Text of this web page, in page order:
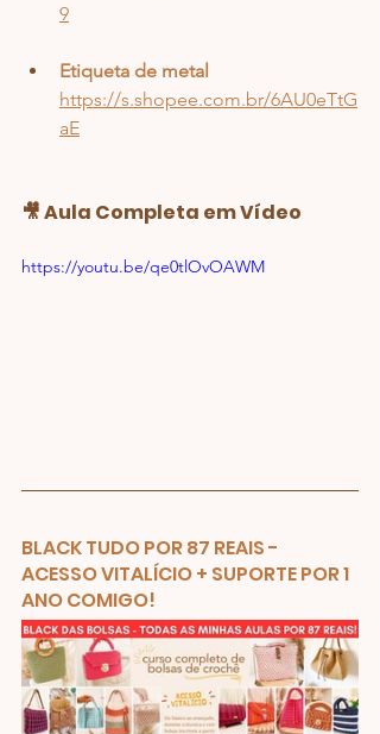
9
Etiqueta de metal
https://s.shopee.com.br/6AU0eTtG
aE
🎥 Aula Completa em Vídeo
https://youtu.be/qe0tlOvOAWM
BLACK TUDO POR 87 REAIS -
ACESSO VITALÍCIO + SUPORTE POR 1
ANO COMIGO!